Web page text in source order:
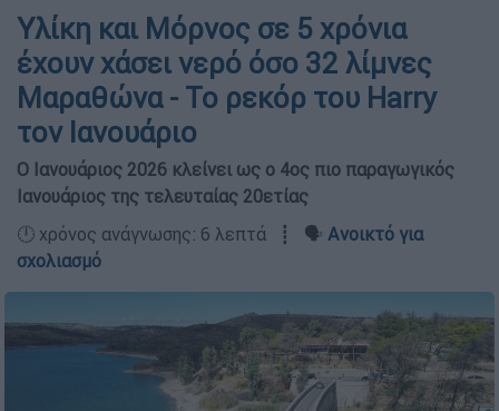
Υλίκη και Μόρνος σε 5 χρόνια
έχουν χάσει νερό όσο 32 λίμνες
Μαραθώνα - Το ρεκόρ του Harry
τον Ιανουάριο
Ο Ιανουάριος 2026 κλείνει ως ο 4ος πιο παραγωγικός
Ιανουάριος της τελευταίας 20ετίας
🕛 χρόνος ανάγνωσης: 6 λεπτά ┋ 🗣️ Ανοικτό για
σχολιασμό